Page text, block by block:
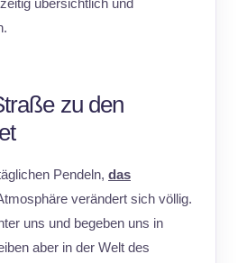
übersichtlich und
zu den
Pendeln, das
verändert sich völlig.
uns und begeben uns in
aber in der Welt des